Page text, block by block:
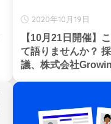
2020年10月19日
【10月21日開催】
て語りませんか？
議、株式会社